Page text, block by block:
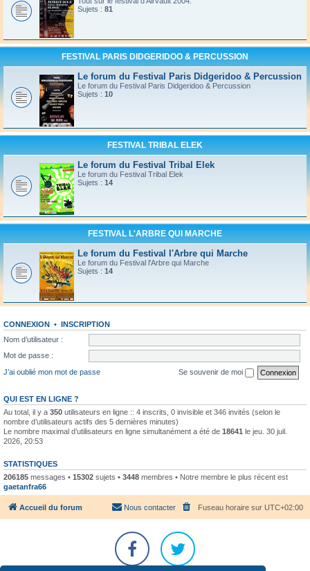
Sujets : 81
FESTIVAL PARIS DIDGERIDOO & PERCUSSION
Le forum du Festival Paris Didgeridoo & Percussion
Le forum du Festival Paris Didgeridoo & Percussion
Sujets : 10
FESTIVAL TRIBAL ELEK
Le forum du Festival Tribal Elek
Le forum du Festival Tribal Elek
Sujets : 14
FESTIVAL L'ARBRE QUI MARCHE
Le forum du Festival l'Arbre qui Marche
Le forum du Festival l'Arbre qui Marche
Sujets : 14
CONNEXION • INSCRIPTION
Nom d’utilisateur :
Mot de passe :
J’ai oublié mon mot de passe
Se souvenir de moi
QUI EST EN LIGNE ?
Au total, il y a 350 utilisateurs en ligne :: 4 inscrits, 0 invisible et 346 invités (selon le
nombre d’utilisateurs actifs des 5 dernières minutes)
Le nombre maximal d’utilisateurs en ligne simultanément a été de 18641 le jeu. 30 juil.
2026, 20:53
STATISTIQUES
206185 messages • 15302 sujets • 3448 membres • Notre membre le plus récent est
gaetanfra66
Accueil du forum Fuseau horaire sur UTC+02:00
Nous contacter